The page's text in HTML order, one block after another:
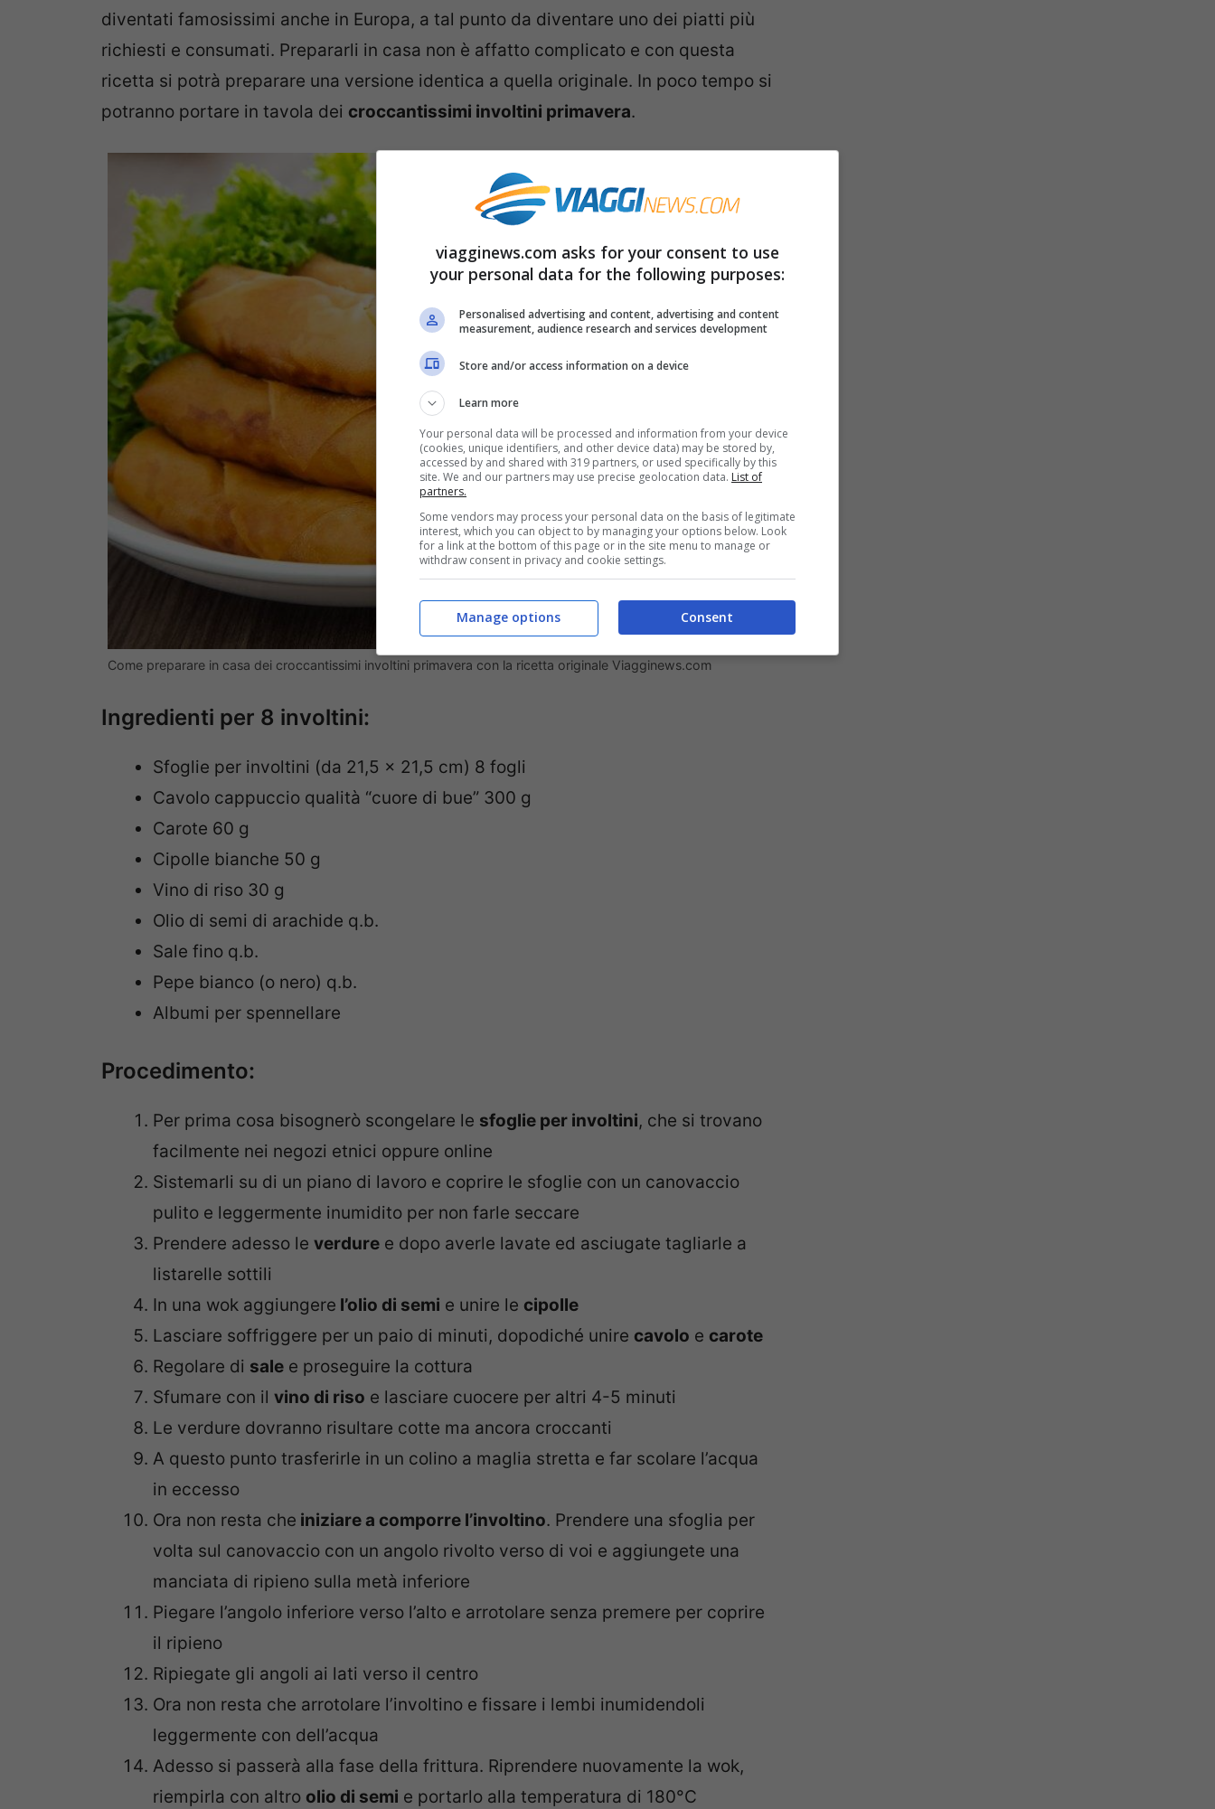
diventati famosissimi anche in Europa, a tal punto da diventare uno dei piatti più
richiesti e consumati. Prepararli in casa non è affatto complicato e con questa
ricetta si potrà preparare una versione identica a quella originale. In poco tempo si
potranno portare in tavola dei croccantissimi involtini primavera.
Come preparare in casa dei croccantissimi involtini primavera con la ricetta originale Viagginews.com
Ingredienti per 8 involtini:
Sfoglie per involtini (da 21,5 x 21,5 cm) 8 fogli
Cavolo cappuccio qualità “cuore di bue” 300 g
Carote 60 g
Cipolle bianche 50 g
Vino di riso 30 g
Olio di semi di arachide q.b.
Sale fino q.b.
Pepe bianco (o nero) q.b.
Albumi per spennellare
Procedimento:
Per prima cosa bisognerò scongelare le sfoglie per involtini, che si trovano
facilmente nei negozi etnici oppure online
Sistemarli su di un piano di lavoro e coprire le sfoglie con un canovaccio
pulito e leggermente inumidito per non farle seccare
Prendere adesso le verdure e dopo averle lavate ed asciugate tagliarle a
listarelle sottili
In una wok aggiungere l’olio di semi e unire le cipolle
Lasciare soffriggere per un paio di minuti, dopodiché unire cavolo e carote
Regolare di sale e proseguire la cottura
Sfumare con il vino di riso e lasciare cuocere per altri 4-5 minuti
Le verdure dovranno risultare cotte ma ancora croccanti
A questo punto trasferirle in un colino a maglia stretta e far scolare l’acqua
in eccesso
Ora non resta che iniziare a comporre l’involtino. Prendere una sfoglia per
volta sul canovaccio con un angolo rivolto verso di voi e aggiungete una
manciata di ripieno sulla metà inferiore
Piegare l’angolo inferiore verso l’alto e arrotolare senza premere per coprire
il ripieno
Ripiegate gli angoli ai lati verso il centro
Ora non resta che arrotolare l’involtino e fissare i lembi inumidendoli
leggermente con dell’acqua
Adesso si passerà alla fase della frittura. Riprendere nuovamente la wok,
riempirla con altro olio di semi e portarlo alla temperatura di 180°C
viagginews.com asks for your consent to use
your personal data for the following purposes:
Personalised advertising and content, advertising and content
measurement, audience research and services development
Store and/or access information on a device
Learn more
Your personal data will be processed and information from your device
(cookies, unique identifiers, and other device data) may be stored by,
accessed by and shared with 319 partners, or used specifically by this
site. We and our partners may use precise geolocation data. List of
partners.
Some vendors may process your personal data on the basis of legitimate
interest, which you can object to by managing your options below. Look
for a link at the bottom of this page or in the site menu to manage or
withdraw consent in privacy and cookie settings.
Consent
Manage options